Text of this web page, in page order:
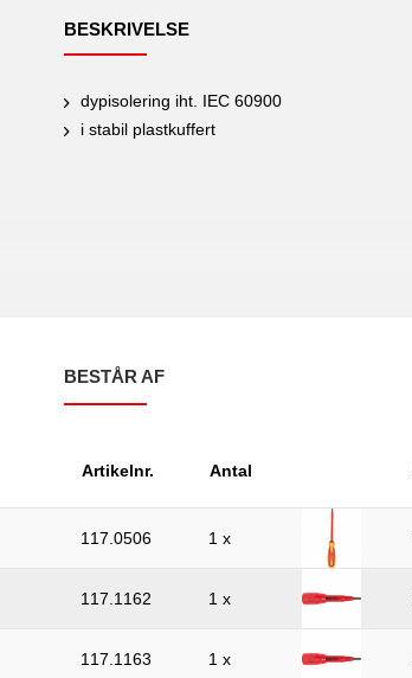
BESKRIVELSE
dypisolering iht. IEC 60900
i stabil plastkuffert
BESTÅR AF
Artikelnr. Antal
117.0506 1 x
117.1162 1 x
117.1163 1 x